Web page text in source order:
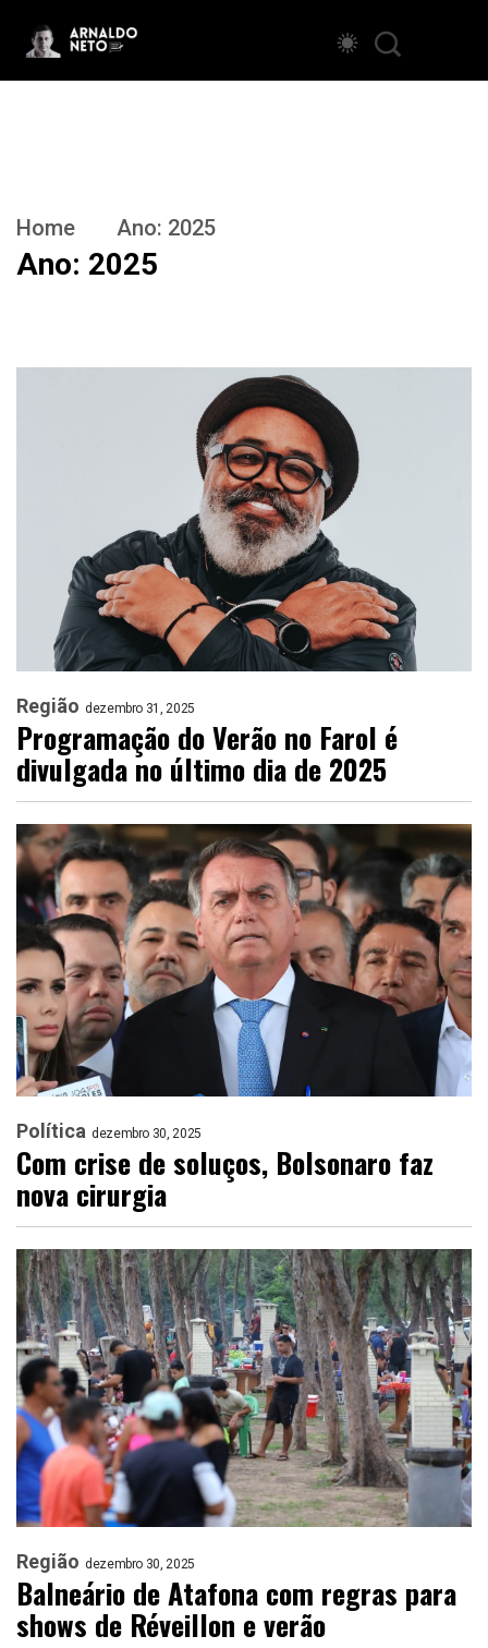
Home Ano: 2025
Ano: 2025
Região dezembro 31, 2025
Programação do Verão no Farol é
divulgada no último dia de 2025
Política dezembro 30, 2025
Com crise de soluços, Bolsonaro faz
nova cirurgia
Região dezembro 30, 2025
Balneário de Atafona com regras para
shows de Réveillon e verão